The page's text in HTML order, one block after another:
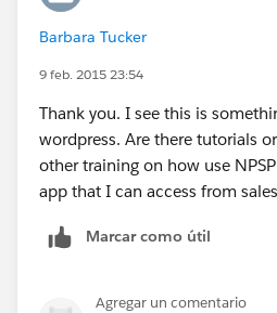
Barbara Tucker
9 feb. 2015 23:54
Thank you. I see this is
wordpress. Are there tutorials
other training on how use
app that I can access from
Marcar como útil
Agregar un comentario